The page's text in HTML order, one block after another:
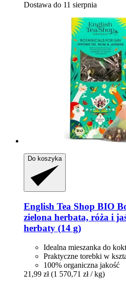
Dostawa do 11 sierpnia
Do koszyka
English Tea Shop BIO
zielona herbata, róża i
herbaty (14 g)
Idealna mieszanka do
Praktyczne torebki w
100% organiczna jakość
21,99 zł (1 570,71 zł / kg)